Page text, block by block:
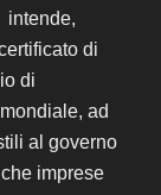
intende,
di
di
ad
al governo
imprese